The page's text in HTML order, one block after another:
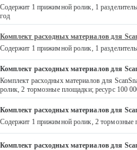
Содержит 1 прижимной ролик, 1
год
Комплект расходных материалов для
Содержит 1 прижимной ролик, 1
Комплект расходных материалов для
Комплект расходных материалов для
ролик, 2 тормозные площадки; ресурс 100
Комплект расходных материалов для
Содержит 1 прижимной ролик, 2 тормозные
Комплект расходных материалов для